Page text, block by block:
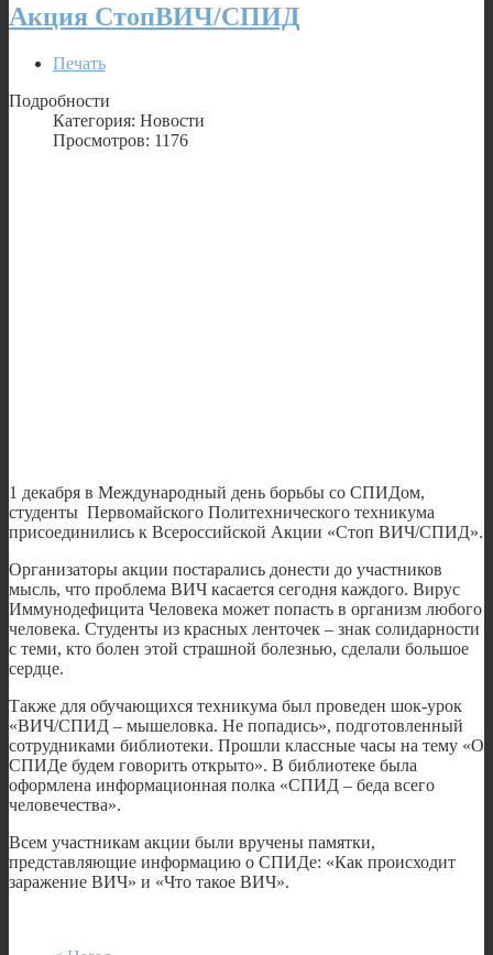
Акция СтопВИЧ/СПИД
Печать
Подробности
Категория: Новости
Просмотров: 1176
1 декабря в Международный день борьбы со СПИДом,
студенты Первомайского Политехнического техникума
присоединились к Всероссийской Акции «Стоп ВИЧ/СПИД».
Организаторы акции постарались донести до участников
мысль, что проблема ВИЧ касается сегодня каждого. Вирус
Иммунодефицита Человека может попасть в организм любого
человека. Студенты из красных ленточек – знак солидарности
с теми, кто болен этой страшной болезнью, сделали большое
сердце.
Также для обучающихся техникума был проведен шок-урок
«ВИЧ/СПИД – мышеловка. Не попадись», подготовленный
сотрудниками библиотеки. Прошли классные часы на тему «О
СПИДе будем говорить открыто». В библиотеке была
оформлена информационная полка «СПИД – беда всего
человечества».
Всем участникам акции были вручены памятки,
представляющие информацию о СПИДе: «Как происходит
заражение ВИЧ» и «Что такое ВИЧ».